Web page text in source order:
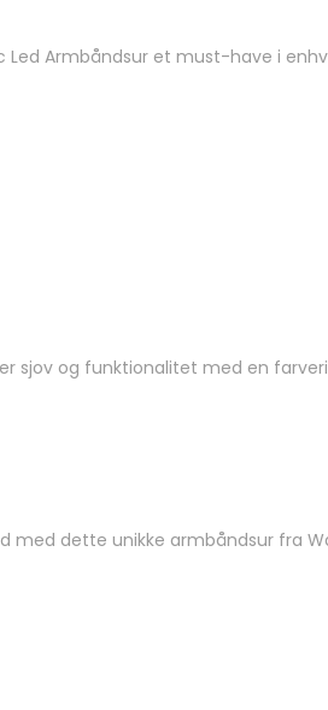
Led Armbåndsur et must-have i
sjov og funktionalitet med en
med dette unikke armbåndsur fra